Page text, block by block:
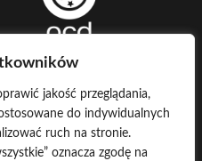
jakość przeglądania,
do indywidualnych
ruch na stronie.
oznacza zgodę na
BOSI LOG IN